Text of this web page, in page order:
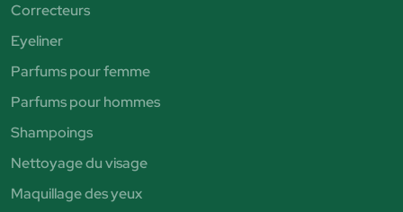
Correcteurs
Eyeliner
Parfums pour femme
Parfums pour hommes
Shampoings
Nettoyage du visage
Maquillage des yeux